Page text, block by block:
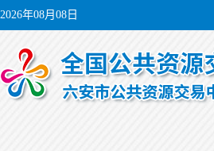
2026年08月08日